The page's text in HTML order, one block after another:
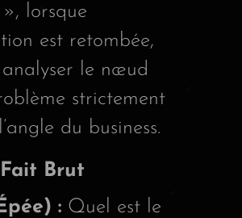
lorsque
est retombée,
le nœud
strictement
du business.
Brut
: Quel est le